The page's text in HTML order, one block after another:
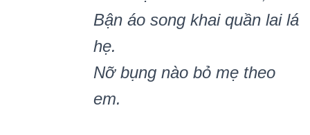
Bận áo song khai quần lai lá
hẹ.
Nỡ bụng nào bỏ mẹ theo
em.